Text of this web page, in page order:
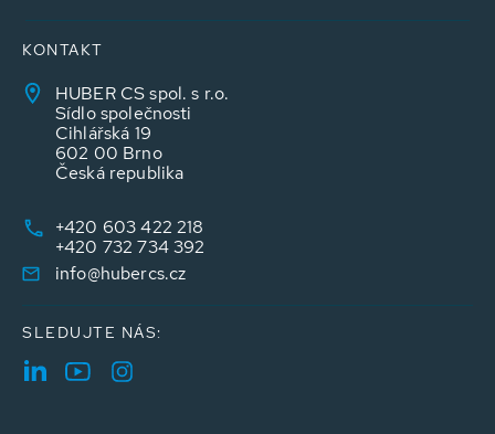
KONTAKT
HUBER CS spol. s r.o.
Sídlo společnosti
Cihlářská 19
602 00 Brno
Česká republika
+420 603 422 218
+420 732 734 392
info@hubercs.cz
SLEDUJTE NÁS: